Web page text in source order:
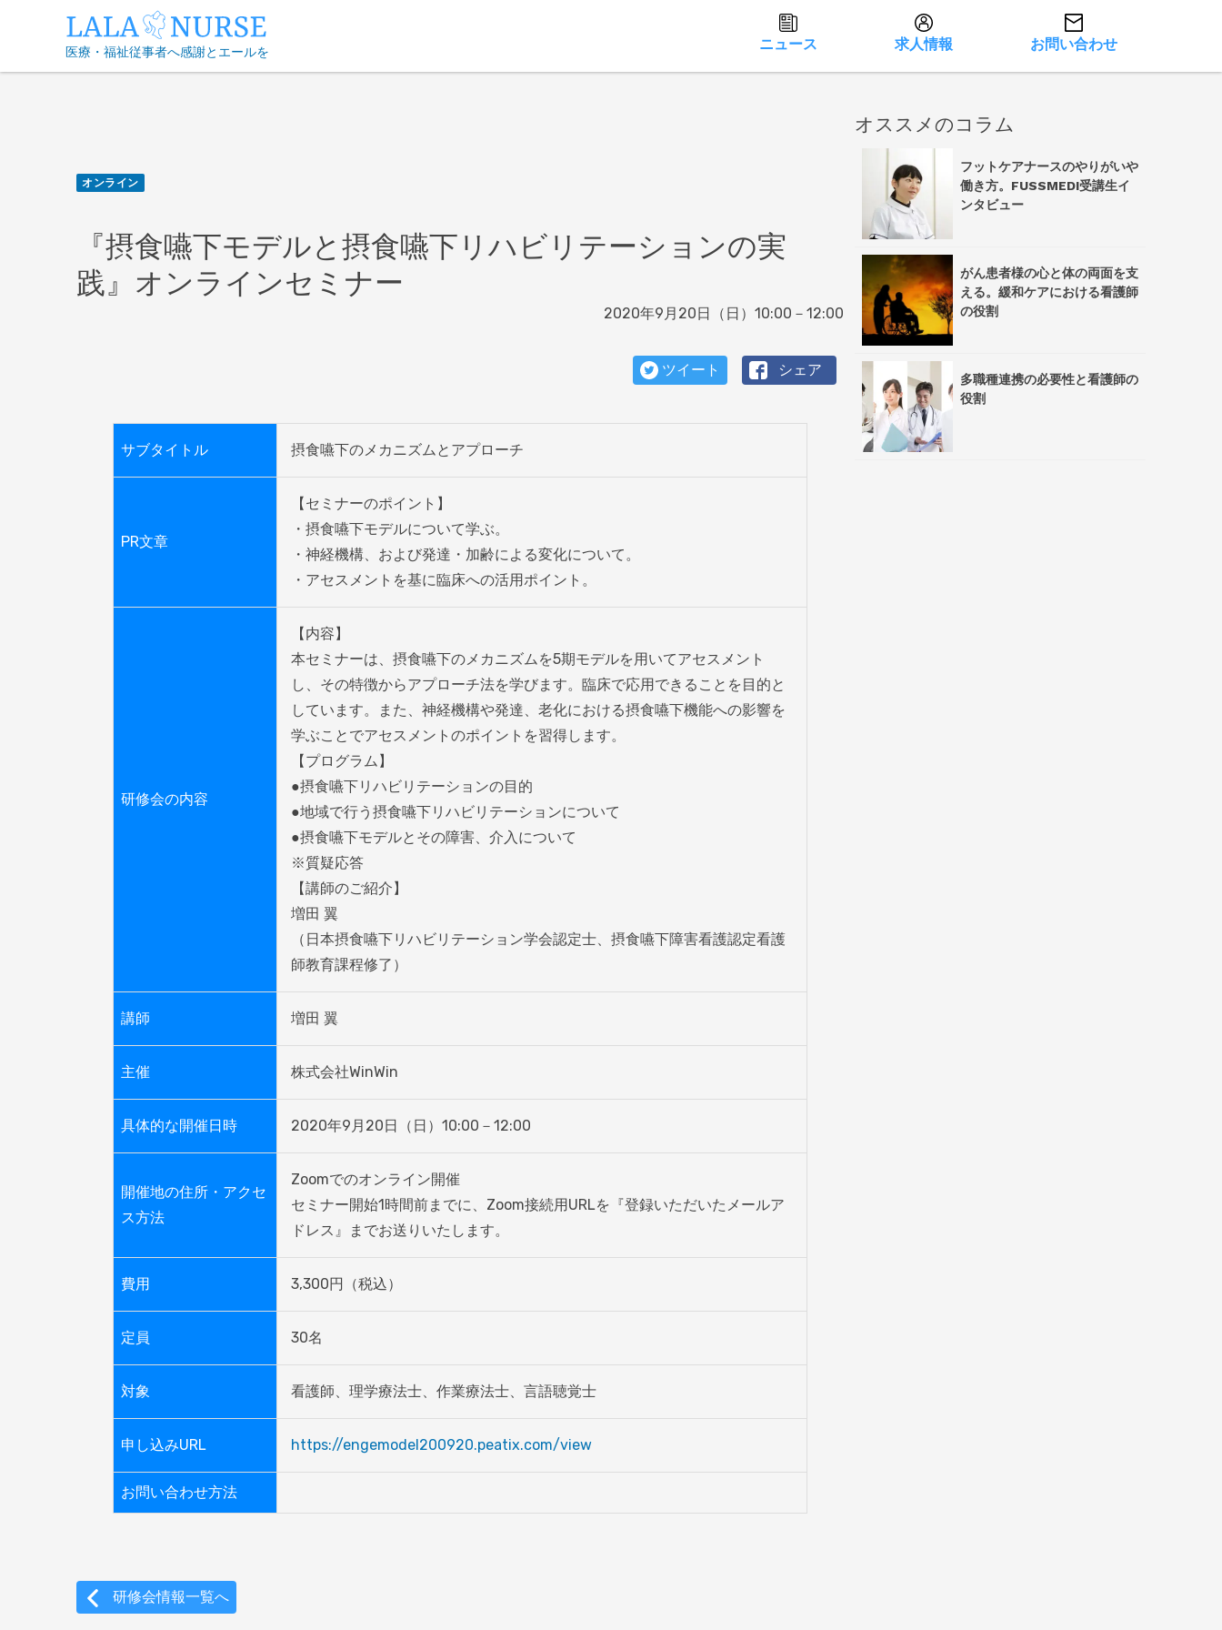
医療・福祉従事者へ感謝とエールを ニュース 求人情報 お問い合わせ
オンライン
『摂食嚥下モデルと摂食嚥下リハビリテーションの実
践』オンラインセミナー
2020年9月20日（日）10:00－12:00
ツイート シェア
サブタイトル 摂食嚥下のメカニズムとアプローチ
PR文章
【セミナーのポイント】
・摂食嚥下モデルについて学ぶ。
・神経機構、および発達・加齢による変化について。
・アセスメントを基に臨床への活用ポイント。
研修会の内容
【内容】
本セミナーは、摂食嚥下のメカニズムを5期モデルを用いてアセスメント
し、その特徴からアプローチ法を学びます。臨床で応用できることを目的と
しています。また、神経機構や発達、老化における摂食嚥下機能への影響を
学ぶことでアセスメントのポイントを習得します。
【プログラム】
●摂食嚥下リハビリテーションの目的
●地域で行う摂食嚥下リハビリテーションについて
●摂食嚥下モデルとその障害、介入について
※質疑応答
【講師のご紹介】
増田 翼
（日本摂食嚥下リハビリテーション学会認定士、摂食嚥下障害看護認定看護
師教育課程修了）
講師 増田 翼
主催 株式会社WinWin
具体的な開催日時 2020年9月20日（日）10:00－12:00
開催地の住所・アクセ
ス方法
Zoomでのオンライン開催
セミナー開始1時間前までに、Zoom接続用URLを『登録いただいたメールア
ドレス』までお送りいたします。
費用
定員 30名
対象 看護師、理学療法士、作業療法士、言語聴覚士
申し込みURL https://engemodel200920.peatix.com/view
お問い合わせ方法
研修会情報一覧へ
オススメのコラム
フットケアナースのやりがいや
働き方。FUSSMEDI受講生イ
ンタビュー
がん患者様の心と体の両面を支
える。緩和ケアにおける看護師
の役割
多職種連携の必要性と看護師の
役割